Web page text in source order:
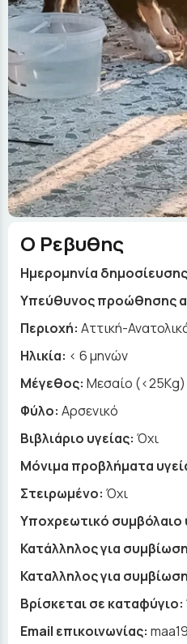
Ο Ρεβυθης
Ημερομηνία
Yπεύθυνος προώθησης
Περιοχή: Αττική-
Ηλικία: < 6 μηνών
Μέγεθος: Μεσαίο (<25Kg)
Φύλο: Αρσενικό
Βιβλιάριο υγείας: Όχι
Μόνιμα προβλήματα
Στειρωμένο: Όχι
Υποχρεωτικό συμβόλαιο
Κατάλληλος για
Καταλληλος για
Βρίσκεται σε καταφύγιο:
Email επικοινωνίας: